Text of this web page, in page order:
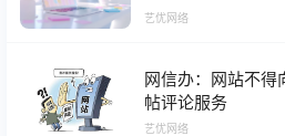
艺优网络
网信办：网站不得
帖评论服务
艺优网络